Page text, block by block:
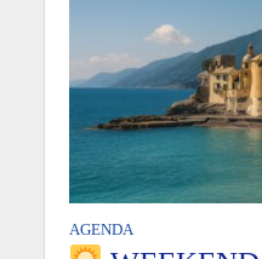
AGENDA